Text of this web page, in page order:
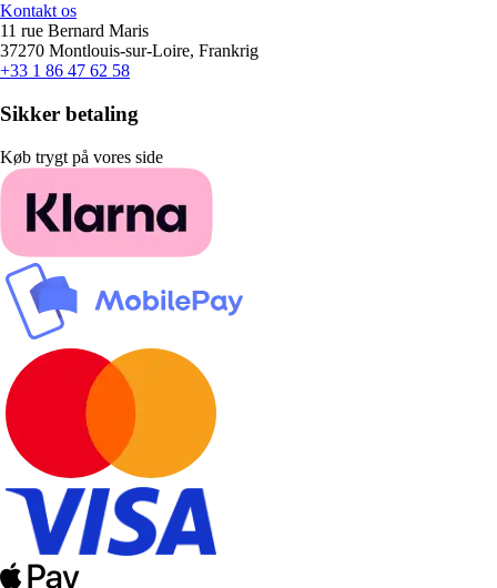
Kontakt os
11 rue Bernard Maris
37270 Montlouis-sur-Loire, Frankrig
+33 1 86 47 62 58
Sikker betaling
Køb trygt på vores side